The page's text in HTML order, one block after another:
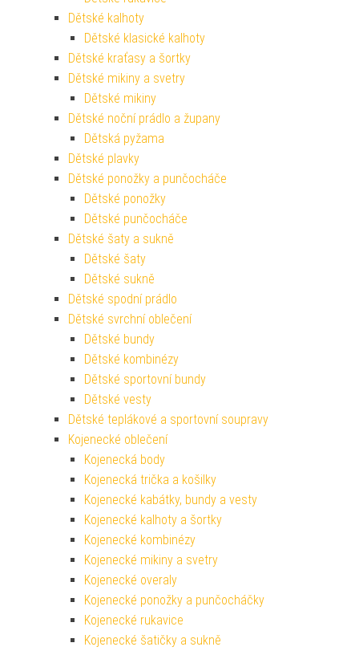
Dětské kalhoty
Dětské klasické kalhoty
Dětské kraťasy a šortky
Dětské mikiny a svetry
Dětské mikiny
Dětské noční prádlo a župany
Dětská pyžama
Dětské plavky
Dětské ponožky a punčocháče
Dětské ponožky
Dětské punčocháče
Dětské šaty a sukně
Dětské šaty
Dětské sukně
Dětské spodní prádlo
Dětské svrchní oblečení
Dětské bundy
Dětské kombinézy
Dětské sportovní bundy
Dětské vesty
Dětské teplákové a sportovní soupravy
Kojenecké oblečení
Kojenecká body
Kojenecká trička a košilky
Kojenecké kabátky, bundy a vesty
Kojenecké kalhoty a šortky
Kojenecké kombinézy
Kojenecké mikiny a svetry
Kojenecké overaly
Kojenecké ponožky a punčocháčky
Kojenecké rukavice
Kojenecké šatičky a sukně